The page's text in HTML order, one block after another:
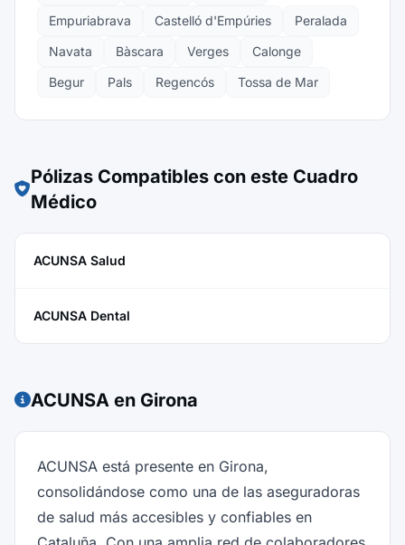
Empuriabrava
Castelló d'Empúries
Peralada
Navata
Bàscara Verges
Calonge
Begur
Pals Regencós Tossa de Mar
Pólizas Compatibles con este Cuadro
Médico
ACUNSA Salud
ACUNSA Dental
ACUNSA en Girona
ACUNSA está presente en Girona,
consolidándose como una de las aseguradoras
de salud más accesibles y confiables en